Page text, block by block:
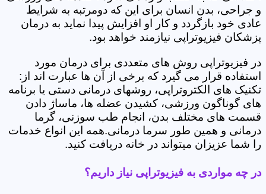
و جراحی، بدن انسان برای این که دومرتبه به شرایط
عادی خود بازگردد و کار او افزایش پیدا نماید به درمان
پزشکان فیزیوتراپی نیازمند خواهد بود.
در فیزیوتراپی روش های متعددی برای درمان مورد
استفاده قرار می گیرد که برخی از آن ها عبارت اند از:
تکنیک های الکتروتراپی، روشهای درمانی دستی یا برنامه
های گوناگون ورزشی، کشیدن عضله ها، ماساژ دادن
قسمت های مختلف بدن، انجام طب سوزنی، گرما
درمانی و همین طور سرما درمانی.همه این انواع خدمات
را شما عزیزان میتواند در خانه دریافت کنید.
در چه مواردی به فیزیوتراپی نیاز داریم؟